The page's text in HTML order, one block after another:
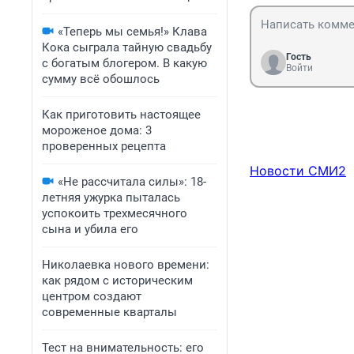
«Теперь мы семья!» Клава
Кока сыграла тайную свадьбу
с богатым блогером. В какую
сумму всё обошлось
Как приготовить настоящее
мороженое дома: 3
проверенных рецепта
«Не рассчитала силы»: 18-
летняя ужурка пыталась
успокоить трехмесячного
сына и убила его
Николаевка нового времени:
как рядом с историческим
центром создают
современные кварталы
Тест на внимательность: его
Гость
Войти
Новости СМИ2